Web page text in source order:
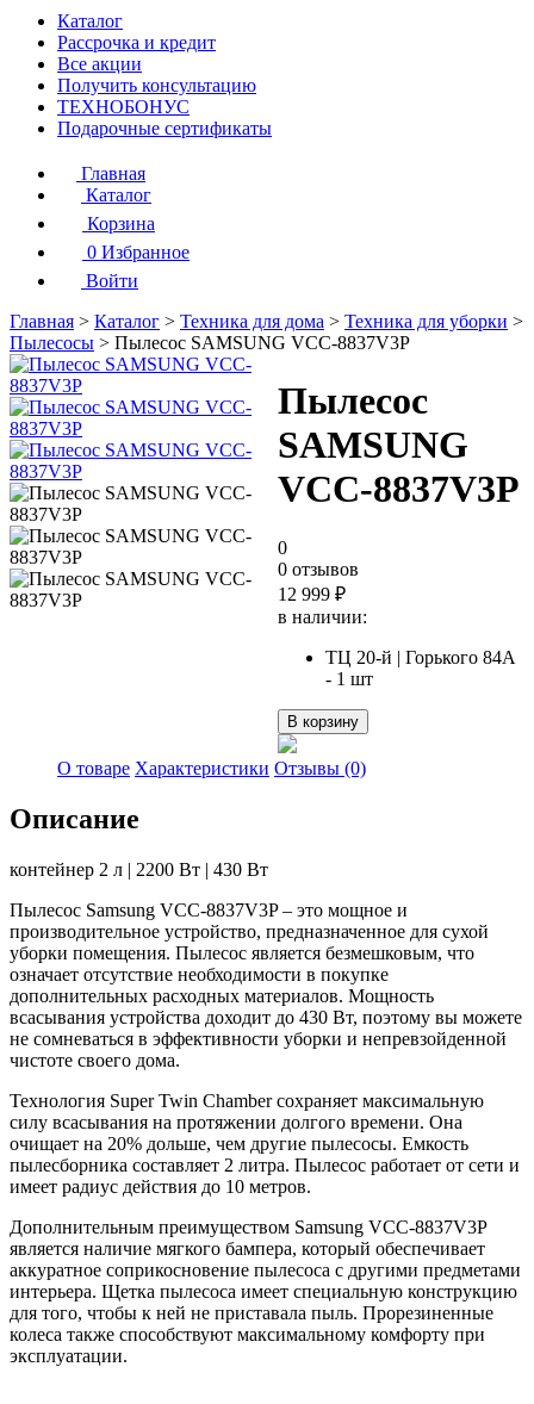
Каталог
Рассрочка и кредит
Все акции
Получить консультацию
ТЕХНОБОНУС
Подарочные сертификаты
Главная
Каталог
Корзина
0 Избранное
Войти
Главная > Каталог > Техника для дома > Техника для уборки >
Пылесосы > Пылесос SAMSUNG VCC-8837V3P
Пылесос
SAMSUNG
VCC-8837V3P
0
0 отзывов
12 999 ₽
в наличии:
ТЦ 20-й | Горького 84А
- 1 шт
Количество
товара
Пылесос
SAMSUNG
В корзину
О товаре Характеристики Отзывы (0)
Описание
контейнер 2 л | 2200 Вт | 430 Вт
Пылесос Samsung VCC-8837V3P – это мощное и
производительное устройство, предназначенное для сухой
уборки помещения. Пылесос является безмешковым, что
означает отсутствие необходимости в покупке
дополнительных расходных материалов. Мощность
всасывания устройства доходит до 430 Вт, поэтому вы можете
не сомневаться в эффективности уборки и непревзойденной
чистоте своего дома.
Технология Super Twin Chamber сохраняет максимальную
силу всасывания на протяжении долгого времени. Она
очищает на 20% дольше, чем другие пылесосы. Емкость
пылесборника составляет 2 литра. Пылесос работает от сети и
имеет радиус действия до 10 метров.
Дополнительным преимуществом Samsung VCC-8837V3P
является наличие мягкого бампера, который обеспечивает
аккуратное соприкосновение пылесоса с другими предметами
интерьера. Щетка пылесоса имеет специальную конструкцию
для того, чтобы к ней не приставала пыль. Прорезиненные
колеса также способствуют максимальному комфорту при
эксплуатации.